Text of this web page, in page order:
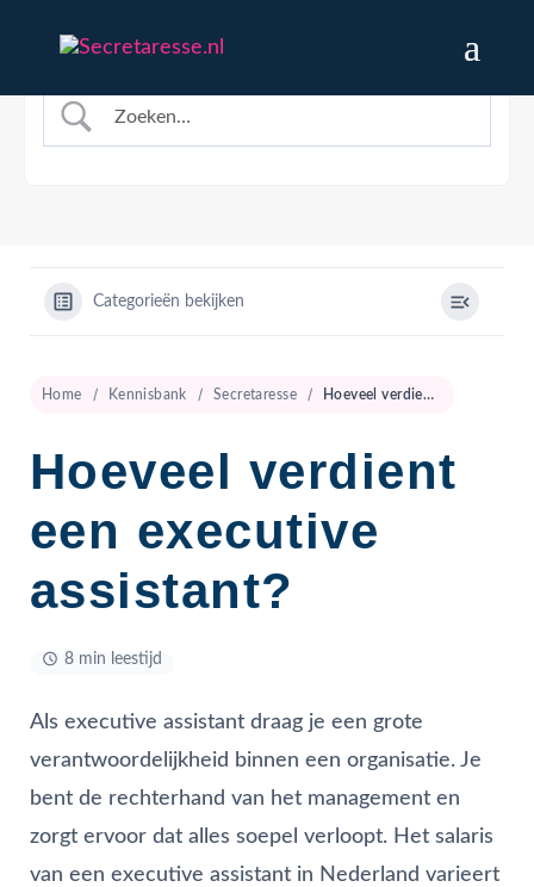
Categorieën bekijken
Home Kennisbank Secretaresse Hoeveel verdient een executive assistant?
Hoeveel verdient
een executive
assistant?
8 min leestijd
Als executive assistant draag je een grote
verantwoordelijkheid binnen een organisatie. Je
bent de rechterhand van het management en
zorgt ervoor dat alles soepel verloopt. Het salaris
van een executive assistant in Nederland varieert